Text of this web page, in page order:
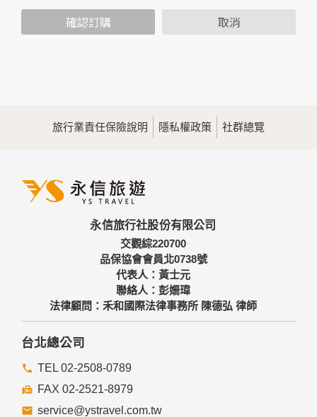
範圍內處理及利用您的個人資料；非經您書面同意，本網站不
會將個人資料用於其他用途。
為提供精確的服務，我們會將收集的問卷調查內容進行統計與
分析，分析結果之統計數據或說明文字呈現，除供內部研究
三、資料之保護
備及必要的安全防護措施，加以保護網站及您的個人資料採用
嚴格的保護措施，只由經過授權的人員才能接觸您的個人資
料，相關處理人員皆簽有保密合約，如有違反保密義務者，將
會受到相關的法律處分。
如因業務需要有必要委託其他單位提供服務時，本網站亦會嚴
格要求其遵守保密義務，並且採取必要檢查程序以確定其將確
實遵守。
四、網站對外的相關連結
提供的連結，點選進入其他網站。但該連結網站不適用本網站
的隱私權保護政策，您必須參考該連結網站中的隱私權保護政
策。
確認訂購 取消
旅行業責任保險說明 隱私權政策 社群總覽
永信旅行社股份有限公司
交觀綜220700
品保協會會員北0738號
代表人：黃士元
聯絡人：彭姍瑋
法律顧問：禾和國際法律事務所 陳德弘 律師
台北總公司
TEL 02-2508-0789
FAX 02-2521-8979
service@ystravel.com.tw